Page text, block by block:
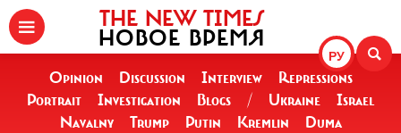
РУ
THE NEW TIMES
НОВОЕ ВРЕМЯ
Opinion Discussion Interview
Repressions
Portrait
Investigation Blogs / Ukraine
Israel
Navalny
Trump Putin Kremlin Duma